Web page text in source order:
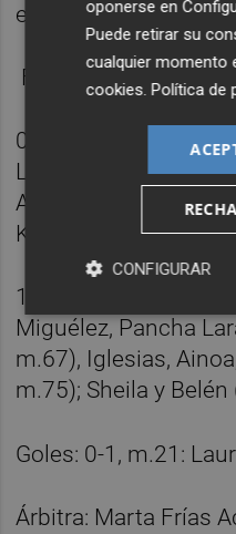
empatar en el
Ficha técnica:
0 – Alhama: Laura;
Lena, Judith, Nerea
Arques (Flores,
Kuki (Helena, m.54);
1 – Villarreal:
Miguélez, Pancha
m.67), Iglesias,
m.75); Sheila y Belén
Goles: 0-1, m.21:
Árbitra: Marta Frías
oponerse en
Puede retirar su
cualquier momento
cookies .Política de
CONFIGURAR